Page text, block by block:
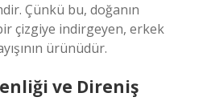
Çünkü bu, doğanın
çizgiye indirgeyen, erkek
ürünüdür.
ve Direniş